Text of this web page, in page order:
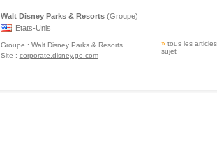
Walt Disney Parks & Resorts(Groupe)
Etats-Unis
» tous les
sujet
Groupe : Walt Disney Parks & Resorts
Site : corporate.disney.go.com